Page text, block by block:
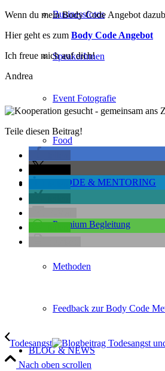
Businessfotos
SpeakerInnen
Event Fotografie
Food
BODY CODE & MENTORING
Premium Begleitung
Methoden
Feedback zur Body Code
BLOG & NEWS
Wenn du mein Body Code Angebot
Hier geht es zum Body Code Angebot
Ich freue mich auf dich!
Andrea
Teile diesen Beitrag!
Todesangst
Nach oben scrollen